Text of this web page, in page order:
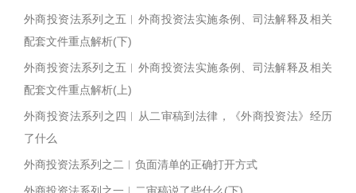
外商投资法系列之五︱外商投资法实施条例、司法解释及相关
配套文件重点解析(下)
外商投资法系列之五︱外商投资法实施条例、司法解释及相关
配套文件重点解析(上)
外商投资法系列之四︱从二审稿到法律，《外商投资法》经历
了什么
外商投资法系列之二︱负面清单的正确打开方式